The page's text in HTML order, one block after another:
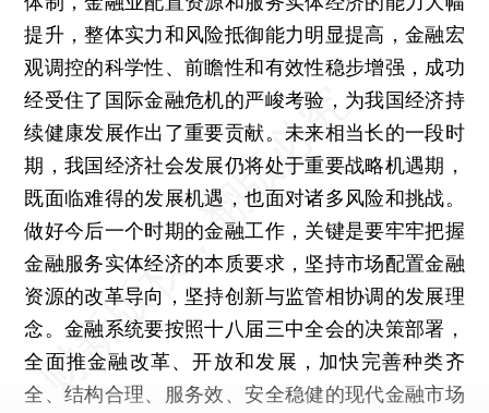
提升，整体实力和风险抵御能力明显提高，金融宏
观调控的科学性、前瞻性和有效性稳步增强，成功
经受住了国际金融危机的严峻考验，为我国经济持
续健康发展作出了重要贡献。未来相当长的一段时
期，我国经济社会发展仍将处于重要战略机遇期，
既面临难得的发展机遇，也面对诸多风险和挑战。
做好今后一个时期的金融工作，关键是要牢牢把握
金融服务实体经济的本质要求，坚持市场配置金融
资源的改革导向，坚持创新与监管相协调的发展理
念。金融系统要按照十八届三中全会的决策部署，
全面推金融改革、开放和发展，加快完善种类齐
全、结构合理、服务效、安全稳健的现代金融市场